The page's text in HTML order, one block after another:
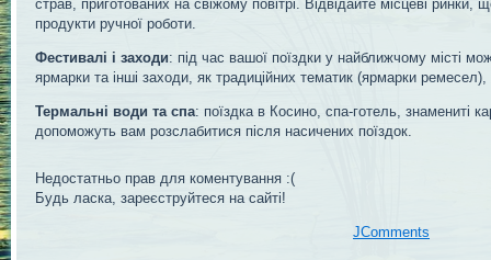
страв, приготованих на свіжому повітрі. Відвідайте місцеві ринки,
продукти ручної роботи.
Фестивалі і заходи: під час вашої поїздки у найближчому місті
ярмарки та інші заходи, як традиційних тематик (ярмарки
Термальні води та спа: поїздка в Косино, спа-готель, знамениті
допоможуть вам розслабитися після насичених поїздок.
Недостатньо прав для коментування :(
Будь ласка, зареєструйтеся на сайті!
JComments